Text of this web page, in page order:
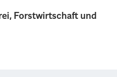
Forstwirtschaft und